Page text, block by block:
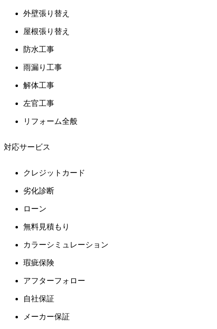
外壁張り替え
屋根張り替え
防水工事
雨漏り工事
解体工事
左官工事
リフォーム全般
対応サービス
クレジットカード
劣化診断
ローン
無料見積もり
カラーシミュレーション
瑕疵保険
アフターフォロー
自社保証
メーカー保証